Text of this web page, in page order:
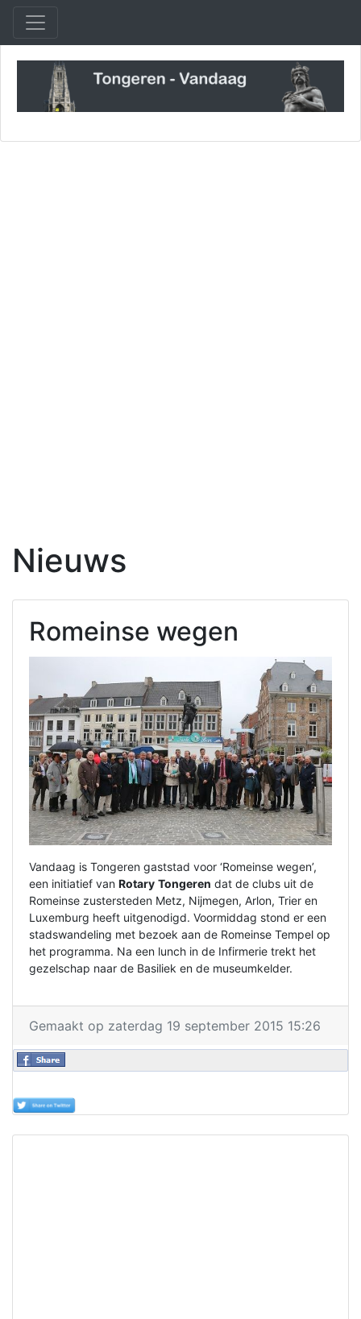
Nieuws
Romeinse wegen
Vandaag is Tongeren gaststad voor ‘Romeinse wegen’,
een initiatief van Rotary Tongeren dat de clubs uit de
Romeinse zustersteden Metz, Nijmegen, Arlon, Trier en
Luxemburg heeft uitgenodigd. Voormiddag stond er een
stadswandeling met bezoek aan de Romeinse Tempel op
het programma. Na een lunch in de Infirmerie trekt het
gezelschap naar de Basiliek en de museumkelder.
Gemaakt op zaterdag 19 september 2015 15:26